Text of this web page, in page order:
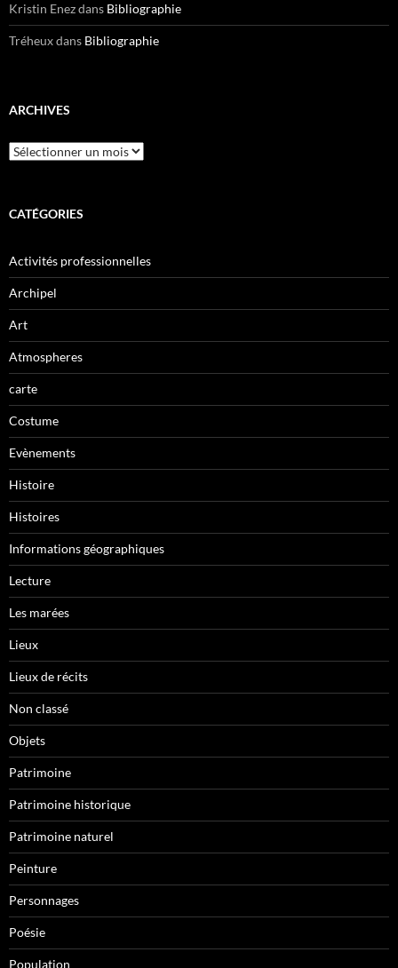
Kristin Enezdans Bibliographie
Tréheuxdans Bibliographie
ARCHIVES
CATÉGORIES
Activités professionnelles
Archipel
Art
Atmospheres
carte
Costume
Evènements
Histoire
Histoires
Informations géographiques
Lecture
Les marées
Lieux
Lieux de récits
Non classé
Objets
Patrimoine
Patrimoine historique
Patrimoine naturel
Peinture
Personnages
Poésie
Population